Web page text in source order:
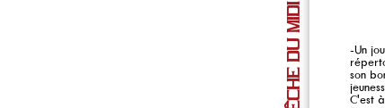
-Un
son
C'est